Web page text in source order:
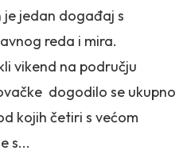
je jedan događaj s
reda i mira.
vikend na području
dogodilo se ukupno
kojih četiri s većom
s...